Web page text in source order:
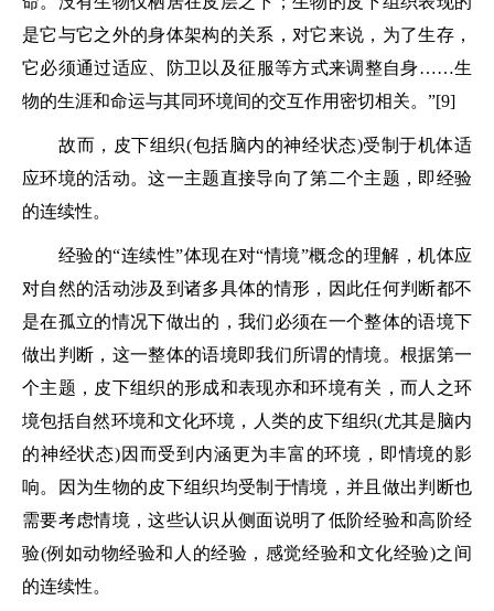
是它与它之外的身体架构的关系，对它来说，为了生存，
它必须通过适应、防卫以及征服等方式来调整自身……生
物的生涯和命运与其同环境间的交互作用密切相关。”[9]
故而，皮下组织(包括脑内的神经状态)受制于机体适
应环境的活动。这一主题直接导向了第二个主题，即经验
的连续性。
经验的“连续性”体现在对“情境”概念的理解，机体应
对自然的活动涉及到诸多具体的情形，因此任何判断都不
是在孤立的情况下做出的，我们必须在一个整体的语境下
做出判断，这一整体的语境即我们所谓的情境。根据第一
个主题，皮下组织的形成和表现亦和环境有关，而人之环
境包括自然环境和文化环境，人类的皮下组织(尤其是脑内
的神经状态)因而受到内涵更为丰富的环境，即情境的影
响。因为生物的皮下组织均受制于情境，并且做出判断也
需要考虑情境，这些认识从侧面说明了低阶经验和高阶经
验(例如动物经验和人的经验，感觉经验和文化经验)之间
的连续性。